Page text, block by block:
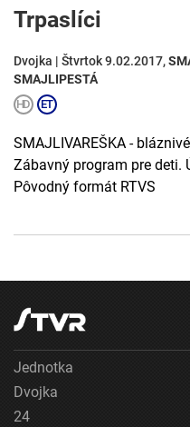
Trpaslíci
Dvojka | Štvrtok 9.02.2017,
SMAJLIPESTÁ
SMAJLIVAREŠKA -
Zábavný program pre deti.
Pôvodný formát RTVS
Jednotka
Dvojka
24